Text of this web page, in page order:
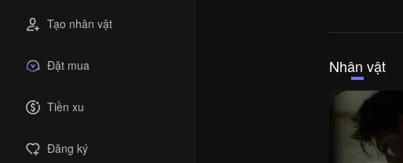
Tạo nhân vật
Đặt mua
Tiền xu
Đăng ký
Nhân vật